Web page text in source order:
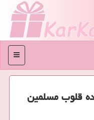
منو
قلوب مسلمین